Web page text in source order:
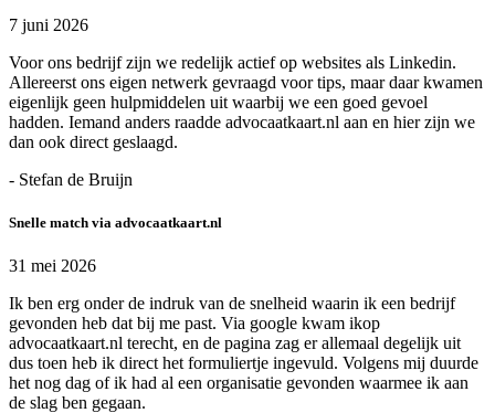
7 juni 2026
Voor ons bedrijf zijn we redelijk actief op websites als Linkedin.
Allereerst ons eigen netwerk gevraagd voor tips, maar daar kwamen
eigenlijk geen hulpmiddelen uit waarbij we een goed gevoel
hadden. Iemand anders raadde advocaatkaart.nl aan en hier zijn we
dan ook direct geslaagd.
- Stefan de Bruijn
Snelle match via advocaatkaart.nl
31 mei 2026
Ik ben erg onder de indruk van de snelheid waarin ik een bedrijf
gevonden heb dat bij me past. Via google kwam ikop
advocaatkaart.nl terecht, en de pagina zag er allemaal degelijk uit
dus toen heb ik direct het formuliertje ingevuld. Volgens mij duurde
het nog dag of ik had al een organisatie gevonden waarmee ik aan
de slag ben gegaan.